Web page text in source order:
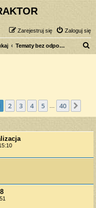
Zaloguj się
Zarejestruj się
Tematy bez odpowiedzi
z40
2 3 4 5 40